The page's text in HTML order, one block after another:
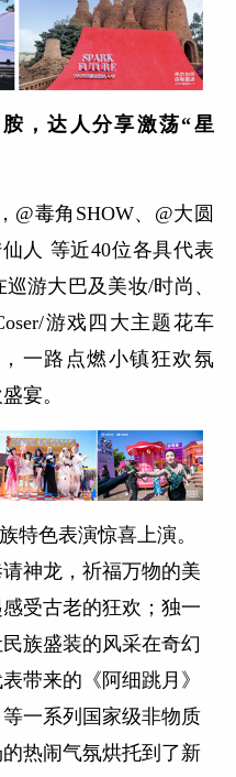
，达人分享激荡“星
@毒角SHOW、@大圆
人 等近40位各具代表
游大巴及美妆/时尚、
游戏四大主题花车
一路点燃小镇狂欢氛
宴。
特色表演惊喜上演。
神龙，祈福万物的美
受古老的狂欢；独一
族盛装的风采在奇幻
带来的《阿细跳月》
等一系列国家级非物质
热闹气氛烘托到了新